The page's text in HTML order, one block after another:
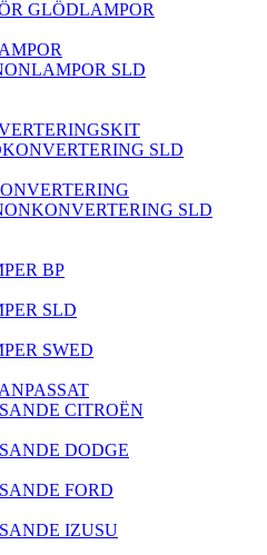
GLÖDLAMPOR
SLD
SLD
SLD
BP
SLD
SWED
CITROËN
DODGE
FORD
IZUSU